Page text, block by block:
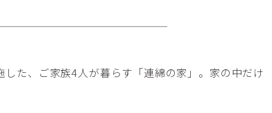
た、ご家族4人が暮らす「連綿の家」。家の中だけ